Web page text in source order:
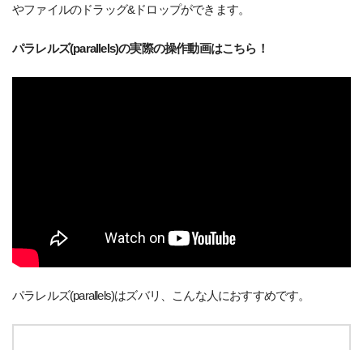
やファイルのドラッグ&ドロップができます。
パラレルズ(parallels)の実際の操作動画はこちら！
パラレルズ(parallels)はズバリ、こんな人におすすめです。